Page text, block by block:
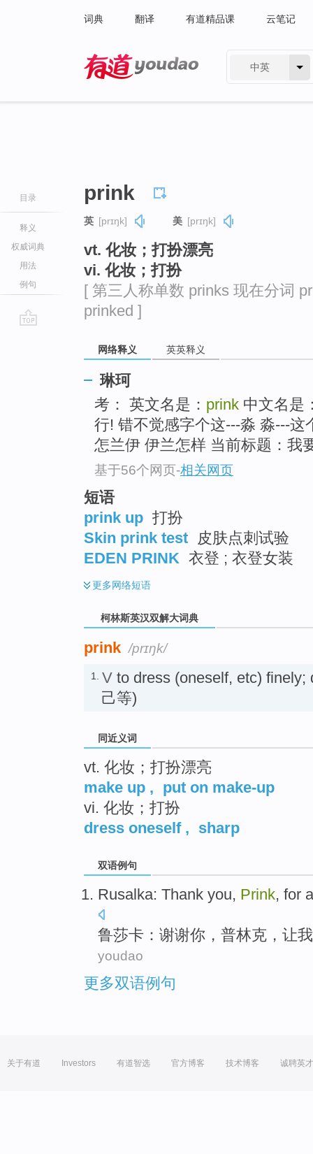
词典 翻译 有道精品课 云笔记
中英
目录
释义
权威词典
用法
例句
prink
英 [prɪŋk] 美 [prɪŋk]
vt. 化妆；打扮漂亮
vi. 化妆；打扮
[ 第三人称单数 prinks 现在分词
prinked ]
网络释义 英英释义
琳珂
考： 英文名是： prink 中文名是
行! 错不觉感字个这---淼 淼---
怎兰伊 伊兰怎样 当前标题：我
基于56个网页-相关网页
短语
prink up 打扮
Skin prink test
皮肤点刺试验
EDEN PRINK 衣登 ; 衣登女装
更多网络短语
柯林斯英汉双解大词典
prink /prɪŋk/
1. V to dress (oneself, etc)
己等)
同近义词
vt. 化妆；打扮漂亮
make up , put on make-up
vi. 化妆；打扮
dress oneself, sharp
双语例句
Rusalka: Thank you, Prink, for
鲁莎卡 ： 谢谢你 ， 普林克 ，让我
youdao
更多双语例句
关于有道 Investors 有道智选 官方博客 技术博客 诚聘英才